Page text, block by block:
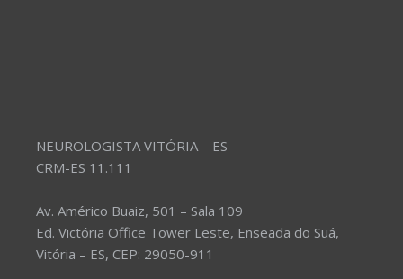
NEUROLOGISTA VITÓRIA – ES
CRM-ES 11.111
Av. Américo Buaiz, 501 – Sala 109
Ed. Victória Office Tower Leste, Enseada do Suá,
Vitória – ES, CEP: 29050-911